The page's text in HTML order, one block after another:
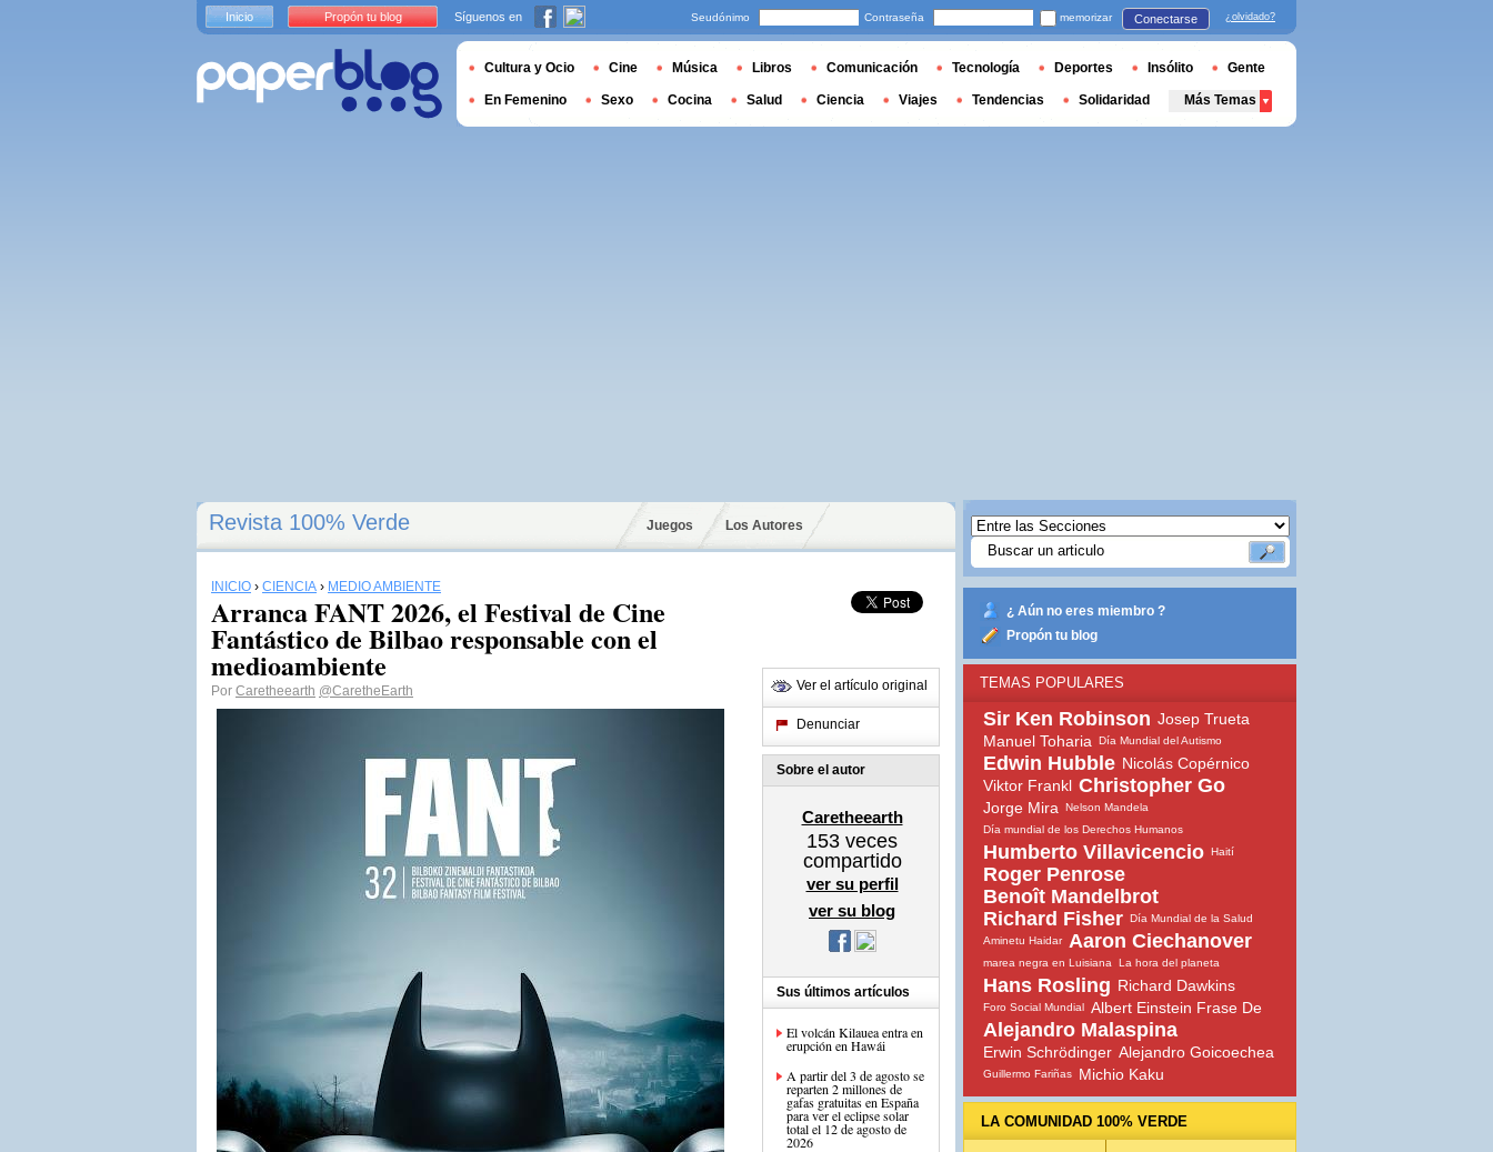
Revista 100% Verde Juegos Los Autores
INICIO › CIENCIA › MEDIO AMBIENTE
Arranca FANT 2026, el Festival de Cine
Fantástico de Bilbao responsable con el
medioambiente
Por Caretheearth @CaretheEarth Ver el artículo original
Denunciar
Sobre el autor
Caretheearth
153 veces
compartido
ver su perfil
ver su blog
Sus últimos artículos
El volcán Kilauea entra en
erupción en Hawái
A partir del 3 de agosto se
reparten 2 millones de
gafas gratuitas en España
para ver el eclipse solar
total el 12 de agosto de
2026
¿ Aún no eres miembro ?
Propón tu blog
TEMAS POPULARES
Sir Ken Robinson Josep Trueta
Manuel Toharia
Día Mundial del Autismo
Edwin Hubble Nicolás Copérnico
Viktor Frankl Christopher Go
Jorge Mira
Nelson Mandela
Día mundial de los Derechos Humanos
Humberto Villavicencio Haití
Roger Penrose
Benoît Mandelbrot
Richard Fisher Día Mundial de la Salud
Aminetu Haidar Aaron Ciechanover
marea negra en Luisiana La hora del planeta
Hans Rosling Richard Dawkins
Foro Social Mundial Albert Einstein Frase De
Alejandro Malaspina
Erwin Schrödinger Alejandro Goicoechea
Guillermo Fariñas Michio Kaku
LA COMUNIDAD 100% VERDE
Inicio Propón tu blog Síguenos en Seudónimo Contraseña memorizar Conectarse ¿olvidado?
Cultura y Ocio Cine Música Libros Comunicación Tecnología Deportes Insólito Gente
En Femenino Sexo Cocina Salud Ciencia Viajes Tendencias Solidaridad Más Temas